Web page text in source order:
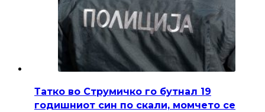
Татко во Струмичко го бутнал 19
годишниот син по скали, момчето се